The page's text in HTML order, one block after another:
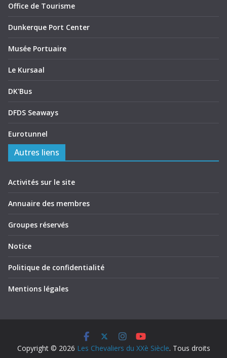
Office de Tourisme
Dunkerque Port Center
Musée Portuaire
Le Kursaal
DK'Bus
DFDS Seaways
Eurotunnel
Autres liens
Activités sur le site
Annuaire des membres
Groupes réservés
Notice
Politique de confidentialité
Mentions légales
Copyright © 2026 Les Chevaliers du XXè Siècle. Tous droits